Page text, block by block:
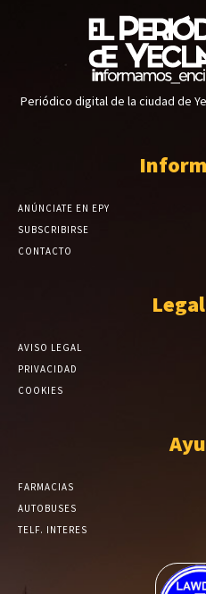
Periódico digital de la ciudad de
ANÚNCIATE EN EPY
SUBSCRIBIRSE
CONTACTO
AVISO LEGAL
PRIVACIDAD
COOKIES
FARMACIAS
AUTOBUSES
TELF. INTERES